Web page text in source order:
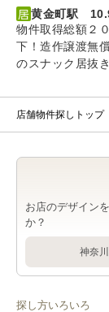
黄金町駅
物件取得総額２
下！造作譲渡無
のスナック居抜き
店舗物件探しトップ
お店のデザイン
か？
神奈
探し方いろいろ